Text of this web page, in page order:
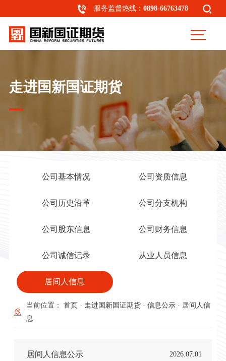
服务监督热线：0898-66763478
走进国新国证期货
公司基本情况 公司资质信息
公司历史沿革 公司分支机构
公司股东信息 公司财务信息
公司诚信记录 从业人员信息
居间人信息
当前位置： 首页· 走进国新国证期货· 信息公示· 居间人信
息
居间人信息公示 2026.07.01